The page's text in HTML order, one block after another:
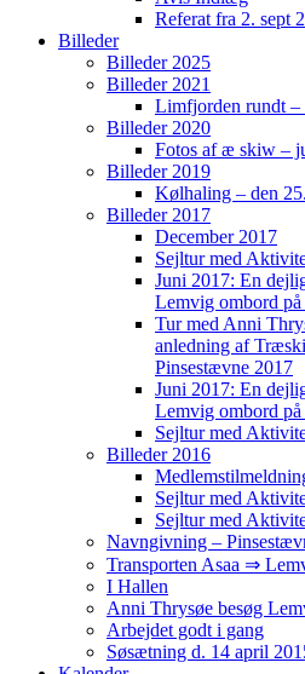
Referat fra 2. sept
Billeder
Billeder 2025
Billeder 2021
Limfjorden rundt –
Billeder 2020
Fotos af æ skiw –
Billeder 2019
Kølhaling – den
Billeder 2017
December 2017
Sejltur med
Juni 2017: En
Lemvig ombord
Tur med Anni
anledning af
Pinsestævne 2017
Juni 2017: En
Lemvig ombord
Sejltur med
Billeder 2016
Sejltur med
Sejltur med
Navngivning –
Transporten Asaa ⇒
I Hallen
Anni Thrysøe besøg
Arbejdet godt i gang
Søsætning d. 14 april